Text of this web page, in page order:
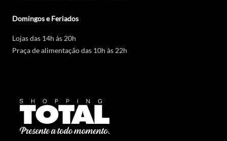
Domingos e Feriados
Lojas das 14h às 20h
Praça de alimentação das 10h às 22h